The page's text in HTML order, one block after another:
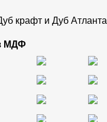
крафт и Дуб Атланта
МДФ